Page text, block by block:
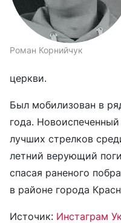
Роман Корнийчук
церкви.
Был мобилизован в
года.
лучших стрелков
летний верующий
спасая раненого
в районе города
Источик: Инстаграм